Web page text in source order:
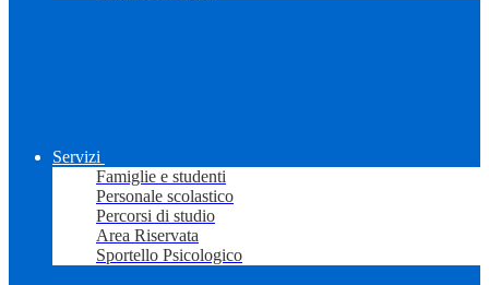
Servizi
Famiglie e studenti
Personale scolastico
Percorsi di studio
Area Riservata
Sportello Psicologico